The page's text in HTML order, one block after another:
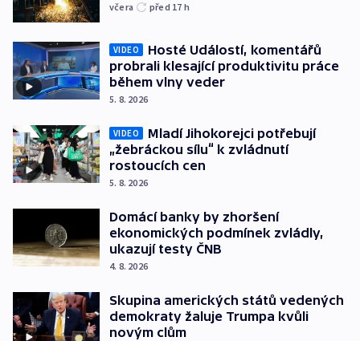
včera před 17 h
VIDEO
Hosté Událostí, komentářů
probrali klesající produktivitu práce
během vlny veder
5. 8. 2026
VIDEO
Mladí Jihokorejci potřebují
„žebráckou sílu“ k zvládnutí
rostoucích cen
5. 8. 2026
Domácí banky by zhoršení
ekonomických podmínek zvládly,
ukazují testy ČNB
4. 8. 2026
Skupina amerických států vedených
demokraty žaluje Trumpa kvůli
novým clům